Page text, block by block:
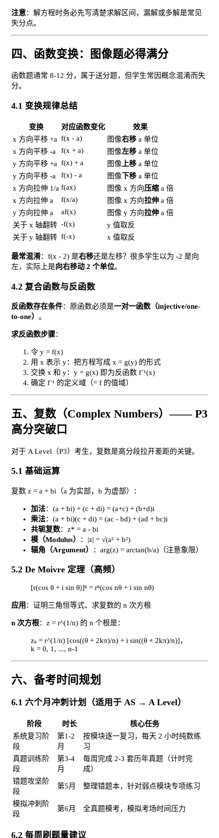
注意：解方程时务必先写清楚求解区间，漏解或多解是常见
失分点。
四、函数变换：图像题必得满分
函数题通常 8-12 分，属于送分题，但学生常因概念混淆而失
分。
4.1 变换规律总结
变换 对应函数变化
效果
x 方向平移 +a f(x - a) 图像右移 a 单位
x 方向平移 -a
f(x + a) 图像左移 a 单位
y 方向平移 +a f(x) + a 图像上移 a 单位
y 方向平移 -a
f(x) - a 图像下移 a 单位
x 方向拉伸 1/a f(ax) 图像 x 方向压缩 a 倍
x 方向拉伸 a
f(x/a) 图像 x 方向拉伸 a 倍
y 方向拉伸 a
af(x) 图像 y 方向拉伸 a 倍
关于 x 轴翻转 -f(x)
y 值取反
关于 y 轴翻转 f(-x) x 值取反
最常混淆：f(x - 2) 是右移还是左移？很多学生以为 -2 是向
左，实际上是向右移动 2 个单位。
4.2 复合函数与反函数
反函数存在条件：原函数必须是一对一函数（injective/one-
to-one） 。
求反函数步骤：
令 y = f(x)
用 x 表示 y：把方程写成 x = g(y) 的形式
交换 x 和 y：y = g(x) 即为反函数 f⁻¹(x)
确定 f⁻¹ 的定义域（= f 的值域）
五、复数（Complex Numbers）—— P3
高分突破口
对于 A Level（P3）考生，复数是高分段拉开差距的关键。
5.1 基础运算
复数 z = a + bi（a 为实部，b 为虚部）：
加法：(a + bi) + (c + di) = (a+c) + (b+d)i
乘法：(a + bi)(c + di) = (ac - bd) + (ad + bc)i
共轭复数：z* = a - bi
模（Modulus）
：|z| = √(a² + b²)
辐角（Argument）
：arg(z) = arctan(b/a)（注意象限）
5.2 De Moivre 定理（高频）
[r(cos θ + i sin θ)]ⁿ = rⁿ(cos nθ + i sin nθ)
应用 ：证明三角恒等式、求复数的 n 次方根
n 次方根：z = r^(1/n) 的 n 个根是：
zₖ = r^(1/n) [cos((θ + 2kπ)/n) + i sin((θ + 2kπ)/n)]，
k = 0, 1, ..., n-1
六、备考时间规划
6.1 六个月冲刺计划（适用于 AS → A Level）
阶段 时长
核心任务
系统复习阶
段
第1-2
月
按模块逐一复习，每天 2 小时纯数练
习
真题训练阶
段
第3-4
月
每周完成 2-3 套历年真题（计时完
成）
错题攻坚阶
段
第5月 整理错题本，针对弱点模块专项练习
模拟冲刺阶
段
第6月 全真题模考，模拟考场时间压力
6.2 每周刷题量建议